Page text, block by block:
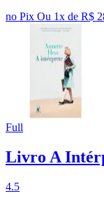
no Pix Ou 1x de R$
Full
Livro A
4.5